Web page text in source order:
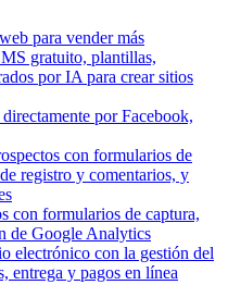
para vender más
gratuito, plantillas,
por IA para crear sitios
por Facebook,
con formularios de
registro y comentarios, y
con formularios de captura,
de Google Analytics
electrónico con la gestión del
entrega y pagos en línea